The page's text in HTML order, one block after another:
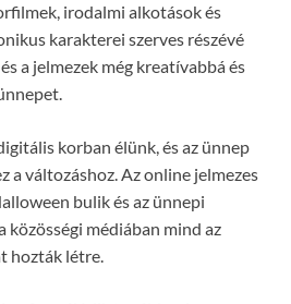
irodalmi alkotások és
karakterei szerves részévé
a jelmezek még kreatívabbá és
korban élünk, és az ünnep
a változáshoz. Az online jelmezes
bulik és az ünnepi
közösségi médiában mind az
hozták létre.